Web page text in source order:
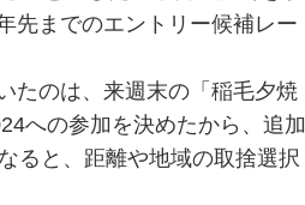
先までのエントリー候補レー
たのは、来週末の「稲毛夕焼
への参加を決めたから、追加
ると、距離や地域の取捨選択